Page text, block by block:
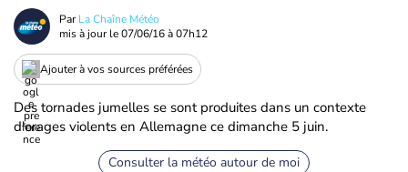
ParLa Chaîne Météo
mis à jour le07/06/16 à 07h12
Ajouter à vos sources préférées
Des tornades jumelles se sont produites dans un contexte
d'orages violents en Allemagne ce dimanche 5 juin.
Consulter la météo autour de moi